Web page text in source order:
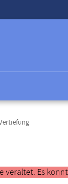
veraltet. Es